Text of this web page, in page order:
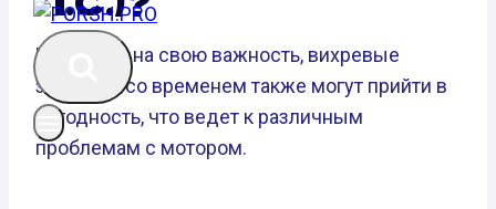
Несмотря на свою важность, вихревые
заслонки со временем также могут прийти в
негодность, что ведет к различным
проблемам с мотором.